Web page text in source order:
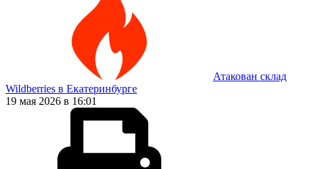
Атакован склад
Wildberries в Екатеринбурге
19 мая 2026 в 16:01